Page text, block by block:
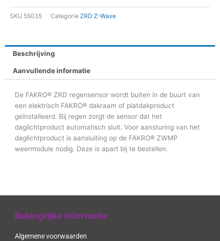
SKU 55035 Categorie ZRD Z-Wave
Beschrijving
Aanvullende informatie
De FAKRO® ZRD regensensor wordt buiten in de buurt van
een elektrisch FAKRO® dakraam of platdakproduct
geïnstalleerd. Bij regen zorgt de sensor dat het
daglichtproduct automatisch sluit. Voor aansturing van het
daglichtproduct is aansluiting op de FAKRO® ZWMP
weermodule nodig. Deze is apart bij te bestellen.
Belangrijke informatie
Algemene voorwaarden